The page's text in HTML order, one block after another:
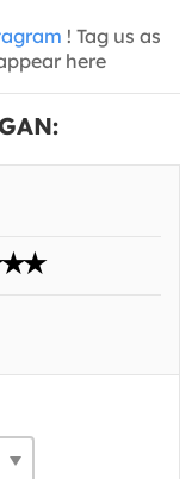
! Tag us as
here